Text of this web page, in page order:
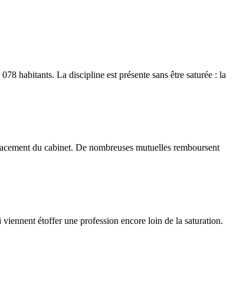
habitants. La discipline est présente sans être saturée : la
du cabinet. De nombreuses mutuelles remboursent
étoffer une profession encore loin de la saturation.